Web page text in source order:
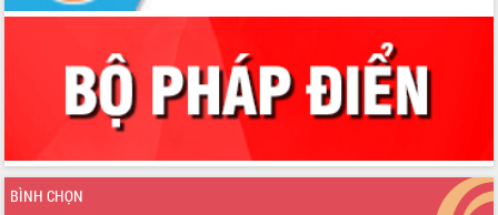
Ngành nông nghiệp phấn đấu tăng
UBND tỉnh Đắk Lắk triển khai công tác
quốc phòng, quân sự địa phương năm
Đắk Lắk tập trung toàn lực khắc phục
tồn tại IUU, sẵn sàng làm việc với
Đoàn thanh tra EC
Chủ tịch UBND tỉnh Tạ Anh Tuấn thăm,
BÌNH CHỌN